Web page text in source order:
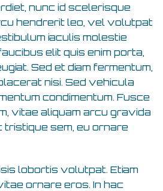
nunc id scelerisque
hendrerit leo, vel volutpat
iaculis molestie
elit quis enim porta,
Sed et diam fermentum,
nisi. Sed vehicula
condimentum. Fusce
vitae aliquam arcu gravida
tristique sem, eu ornare
lobortis volutpat. Etiam
ornare eros. In hac